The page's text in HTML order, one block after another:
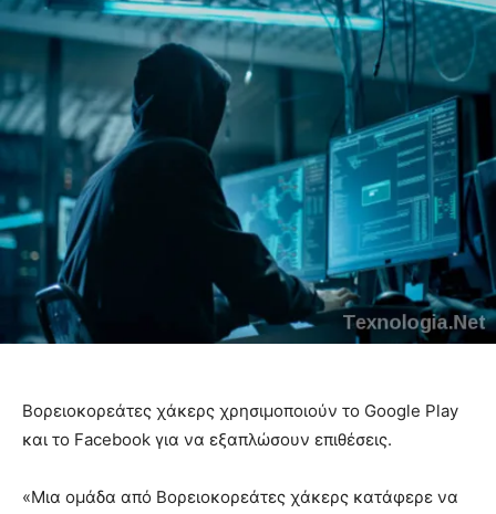
Βορειοκορεάτες χάκερς χρησιμοποιούν το Google Play
και το Facebook για να εξαπλώσουν επιθέσεις.
«Μια ομάδα από Βορειοκορεάτες χάκερς κατάφερε να